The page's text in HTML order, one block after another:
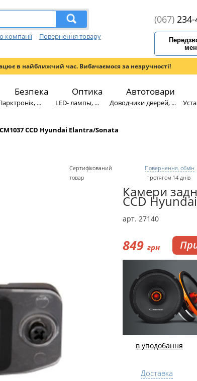
компанії
Повернення товару
(067)234-
в найближчий час. Вибачаємося за незручності!
Безпека
...
Оптика
LED- лампы, ...
Автотовари
Доводчики дверей, ...
CCD Hyundai Elantra/Sonata
Сертифікований
товар
Повернення, обмін
протягом 14 днів
Камери
CCD
арт. 27140
849 грн
в уподобання
Доставка